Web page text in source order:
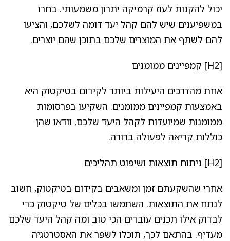
יכול להקנות לעוז קרמיקה יתרון משמעותי. בחרו
במשפיענים שיש להם קהל יעד דומה לשלכם, והציעו
להם לשתף את המוצרים שלכם בתוכן שהם יוצרים.
[H2] קמפיינים ממומנים
אחת מהדרכים היעילות ביותר לקידום בטיקטוק היא
באמצעות קמפיינים ממומנים. השקיעו בפרסומות
ממומנות שמיועדות לקהל היעד שלכם, וודאו שהן
כוללות קריאה לפעולה ברורה.
[H2] ניתוח תוצאות ושיפוט תהליכים
אחרי שהשקעתם זמן ומשאבים בקידום בטיקטוק, חשוב
לנתח את התוצאות. השתמשו בכלים של טיקטוק כדי
לבדוק אילו תכנים עובדים הכי טוב ומה קהל היעד שלכם
מעדיף. בהתאם לכך, תוכלו לשפר את האסטרטגיה